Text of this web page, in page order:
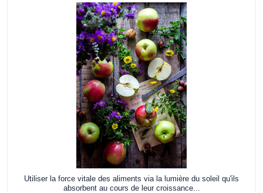
Utiliser la force vitale des aliments via la lumière du soleil qu'ils
absorbent au cours de leur croissance...